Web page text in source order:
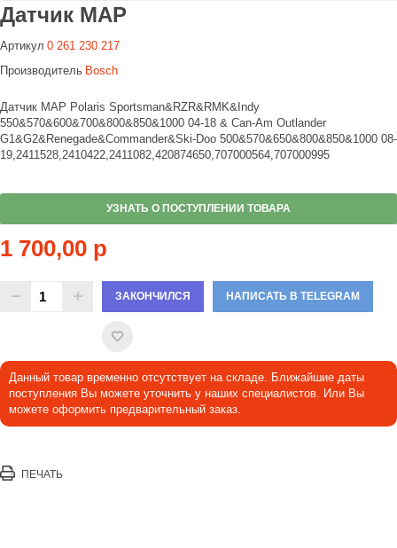
Датчик MAP
Артикул 0 261 230 217
Производитель Bosch
Датчик MAP Polaris Sportsman&RZR&RMK&Indy
550&570&600&700&800&850&1000 04-18 & Can-Am Outlander
G1&G2&Renegade&Commander&Ski-Doo 500&570&650&800&850&1000 08-
19,2411528,2410422,2411082,420874650,707000564,707000995
УЗНАТЬ О ПОСТУПЛЕНИИ ТОВАРА
1 700,00 р
ЗАКОНЧИЛСЯ НАПИСАТЬ В TELEGRAM
Данный товар временно отсутствует на складе. Ближайшие даты
поступления Вы можете уточнить у наших специалистов. Или Вы
можете оформить предварительный заказ.
ПЕЧАТЬ